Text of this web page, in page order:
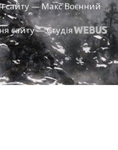
сайту — Макс Воєнний
сайту — Студія